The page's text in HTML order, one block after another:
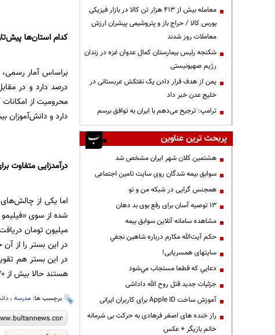
کدام استان‌ها
درصد دارد و در
محرومیت از
دارد و دانش‌آموزان
درآمدزایی متفاوت
اما یکی از
در این بستر را از‌
هستند حالا بیش از ۱۷۰معلم عضو سیستم «معلم خصوصی» در فیلیمومدرسه هستند.
برچسب ها: مدرسه،
معامله بیش از ۴۱۳ هزار تن کالا در بازار فیزیکی
بورس کالا / حراج باز و پتروشیمی پیشران ارزش
معاملات روز شدند
شکنجه رئیس بیمارستان کمال عدوان غزه در زندان
رژیم صهیونیستی
یمن از هدف قرار دادن یک نفتکش عربستانی در
خلیج عدن خبر داد
ترامپ: ترجیح می‌دهم با ایران به توافق برسم
پربحث ترین عناوین
هشتمین کلان شهر ایران مشخص شد
سوابق بیمه شدگان روی سایت تامین اجتماعی
همجنس گرایی در شبکه من و تو
13 توصیه آسان برای رفع بوی بد دهان
مشاهده سامانه آنلاين سوابق بیمه
حكم آيت‌الله مكارم درباره شاهين نجفي
سایتهای همسریابی!
دعايي كه قطعا مستجاب مي‌شود
جزئیات جدید قتل روح الله داداشی
آموزش ساخت Apple ID برای کاربران ایرانی
راز خنده های اصغر فرهادی به حرکت بی شرمانه
خانم بازیگر + عکس